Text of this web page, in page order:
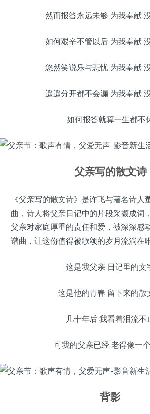
然而报答永远未够 为我奉献
如何艰辛不管以后 为我奉献
悠然笑说乐与悲忧 为我奉献
遥遥分开都不会漏 为我奉献
如何报答就算一生都不
父亲写的散文诗
《父亲写的散文诗》是许飞与著名诗人
曲，诗人将父亲日记中的片段采撷成词
父亲对家庭厚重的责任和爱，被深深感
谱曲，让这份值得被歌颂的岁月流淌在
这是我父亲 日记里的文
这是他的青春 留下来的散
几十年后 我看着泪流不
可我的父亲已经 老得像一
背影